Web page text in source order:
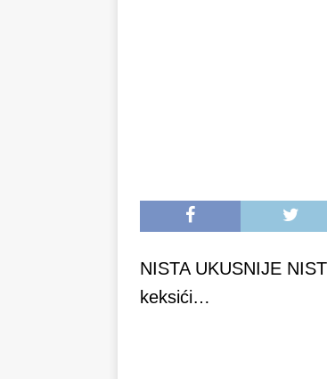
NISTA UKUSNIJE
keksići…